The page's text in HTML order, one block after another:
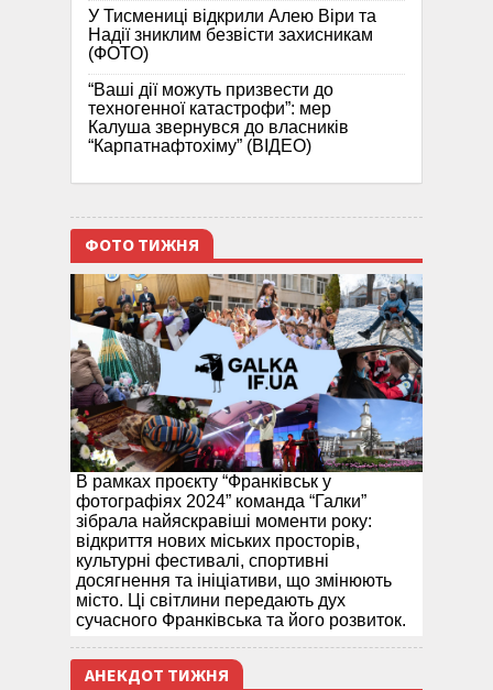
У Тисмениці відкрили Алею Віри та
Надії зниклим безвісти захисникам
(ФОТО)
“Ваші дії можуть призвести до
техногенної катастрофи”: мер
Калуша звернувся до власників
“Карпатнафтохіму” (ВІДЕО)
ФОТО ТИЖНЯ
В рамках проєкту “Франківськ у
фотографіях 2024” команда “Галки”
зібрала найяскравіші моменти року:
відкриття нових міських просторів,
культурні фестивалі, спортивні
досягнення та ініціативи, що змінюють
місто. Ці світлини передають дух
сучасного Франківська та його розвиток.
АНЕКДОТ ТИЖНЯ